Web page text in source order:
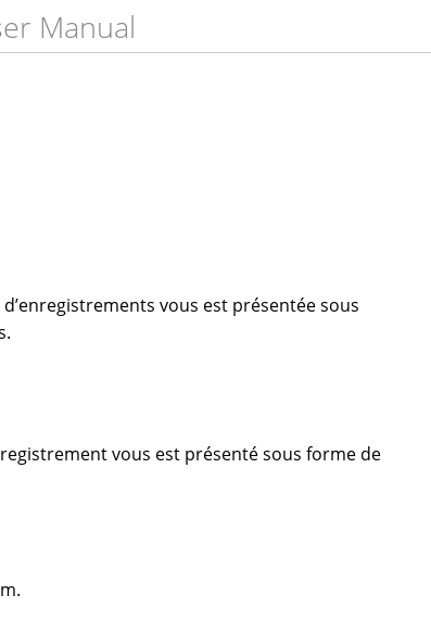
Manual
vous est présentée sous
vous est présenté sous forme de